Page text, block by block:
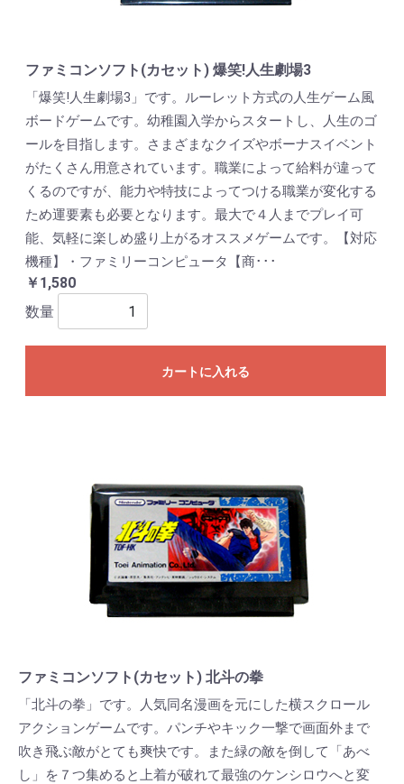
ファミコンソフト(カセット) 爆笑!人生劇場3
「爆笑!人生劇場3」です。ルーレット方式の人生ゲーム風
ボードゲームです。幼稚園入学からスタートし、人生のゴ
ールを目指します。さまざまなクイズやボーナスイベント
がたくさん用意されています。職業によって給料が違って
くるのですが、能力や特技によってつける職業が変化する
ため運要素も必要となります。最大で４人までプレイ可
能、気軽に楽しめ盛り上がるオススメゲームです。【対応
機種】・ファミリーコンピュータ【商･･･
￥1,580
数量
カートに入れる
ファミコンソフト(カセット) 北斗の拳
「北斗の拳」です。人気同名漫画を元にした横スクロール
アクションゲームです。パンチやキック一撃で画面外まで
吹き飛ぶ敵がとても爽快です。また緑の敵を倒して「あべ
し」を７つ集めると上着が破れて最強のケンシロウへと変